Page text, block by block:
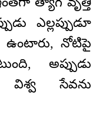
ఎల్లప్పుడూ
నోటిపై
అప్పుడు
విశ్వ సేవను